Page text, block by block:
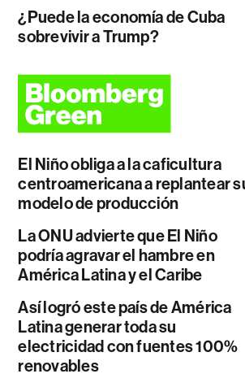
¿Puede la economía de Cuba
sobrevivir a Trump?
El Niño obliga a la caficultura
centroamericana a replantear
modelo de producción
La ONU advierte que El Niño
podría agravar el hambre en
América Latina y el Caribe
Así logró este país de América
Latina generar toda su
electricidad con fuentes 100%
renovables